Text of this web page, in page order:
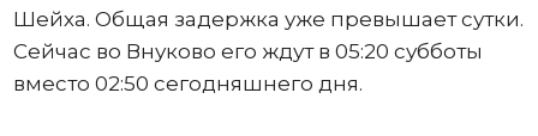
Шейха. Общая задержка уже превышает сутки.
Сейчас во Внуково его ждут в 05:20 субботы
вместо 02:50 сегодняшнего дня.